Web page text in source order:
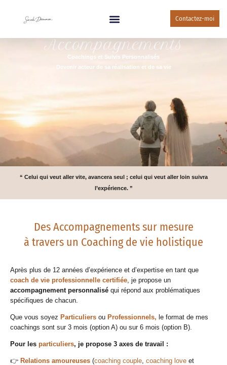
Contactez-moi
Accompagnements
Coachings et Suivis Personnalisés
Devenir acteur de sa réalisation et de sa vie
“ Celui qui veut aller vite, avancera seul ; celui qui veut aller loin suivra
l’expérience. ”
Des Accompagnements sur mesure
à travers un Coaching de vie holistique
Après plus de 12 années d’expérience et d’expertise en tant que
coach de vie professionnelle certifiée, je propose un
accompagnement personnalisé qui répond aux problématiques
spécifiques de chacun.
Que vous soyez Particuliers ou Professionnels, le format de mes
coachings sont sur 3 mois (option A) ou sur 6 mois (option B).
Pour les particuliers, je propose 3 axes de travail :
👉 Relations amoureuses (coaching couple, coaching love et